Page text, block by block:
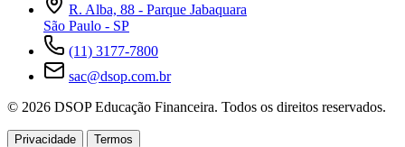
R. Alba, 88 - Parque Jabaquara
São Paulo - SP
(11) 3177-7800
sac@dsop.com.br
© 2026 DSOP Educação Financeira. Todos os direitos reservados.
Privacidade Termos